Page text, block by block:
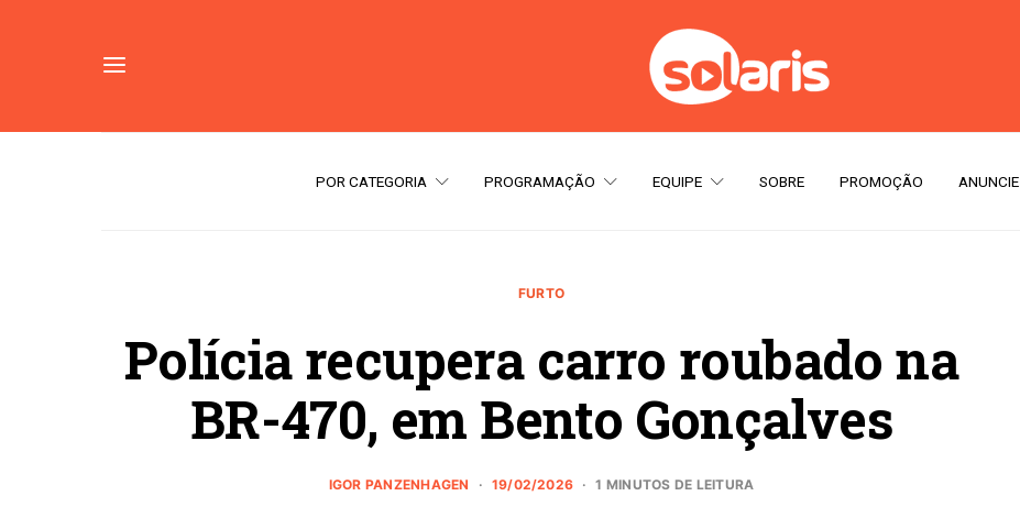
POR CATEGORIA PROGRAMAÇÃO EQUIPE SOBRE PROMOÇÃO ANUNCIE
FURTO
Polícia recupera carro roubado na
BR-470, em Bento Gonçalves
IGOR PANZENHAGEN 19/02/2026 1 MINUTOS DE LEITURA